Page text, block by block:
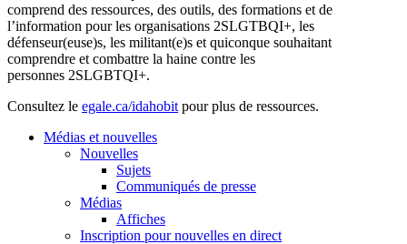
comprend des ressources, des outils, des formations et de
l’information pour les organisations 2SLGTBQI+, les
défenseur(euse)s, les militant(e)s et quiconque souhaitant
comprendre et combattre la haine contre les
personnes 2SLGBTQI+.
Consultez le egale.ca/idahobit pour plus de ressources.
Médias et nouvelles
Nouvelles
Sujets
Communiqués de presse
Médias
Affiches
Inscription pour nouvelles en direct